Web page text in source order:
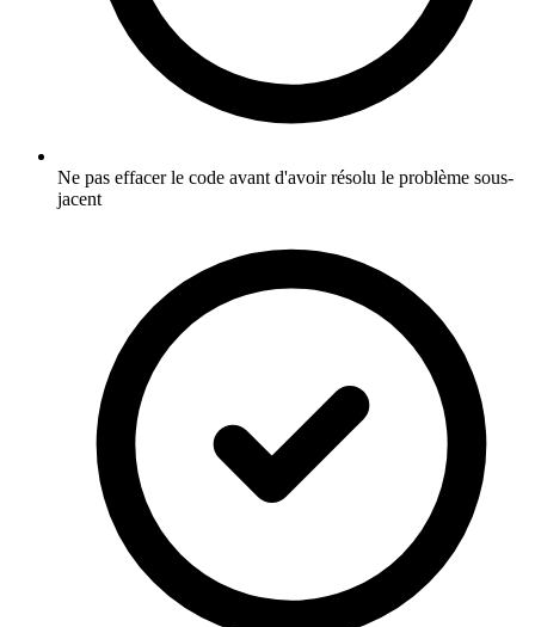
Ne pas effacer le code avant d'avoir résolu le problème sous-
jacent